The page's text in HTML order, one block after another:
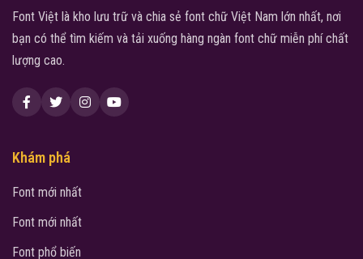
Font Việt là kho lưu trữ và chia sẻ font chữ Việt Nam lớn nhất, nơi
bạn có thể tìm kiếm và tải xuống hàng ngàn font chữ miễn phí chất
lượng cao.
Khám phá
Font mới nhất
Font mới nhất
Font phổ biến